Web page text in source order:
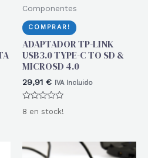
Componentes
COMPRAR!
ADAPTADOR TP-LINK
USB3.0 TYPE-C TO SD &
MICROSD 4.0
29,91 € IVA Incluido
con
8 en stock!